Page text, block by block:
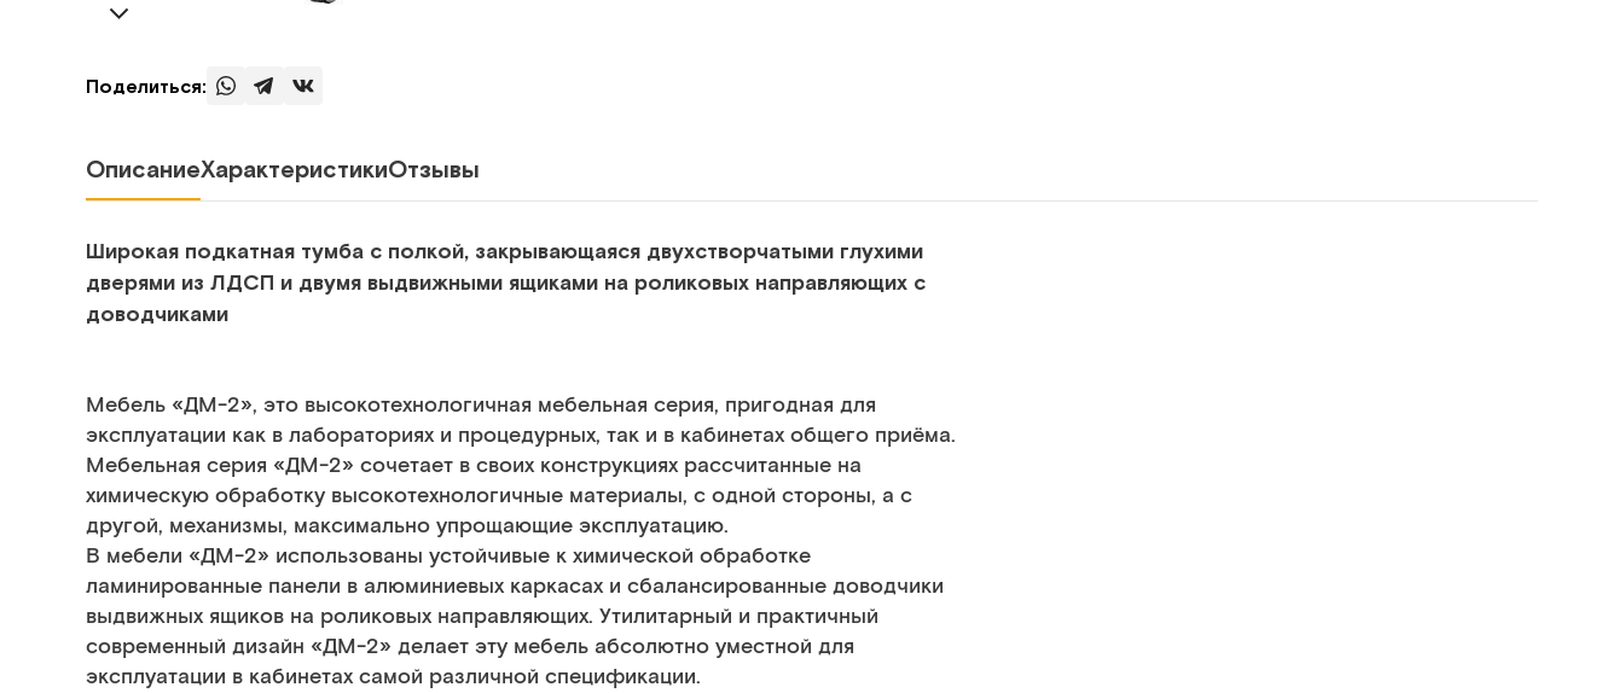
Поделиться:
ОписаниеХарактеристикиОтзывы
Широкая подкатная тумба с полкой, закрывающаяся двухстворчатыми глухими
дверями из ЛДСП и двумя выдвижными ящиками на роликовых направляющих с
доводчиками
Мебель «ДМ-2», это высокотехнологичная мебельная серия, пригодная для
эксплуатации как в лабораториях и процедурных, так и в кабинетах общего приёма.
Мебельная серия «ДМ-2» сочетает в своих конструкциях рассчитанные на
химическую обработку высокотехнологичные материалы, с одной стороны, а с
другой, механизмы, максимально упрощающие эксплуатацию.
В мебели «ДМ-2» использованы устойчивые к химической обработке
ламинированные панели в алюминиевых каркасах и сбалансированные доводчики
выдвижных ящиков на роликовых направляющих. Утилитарный и практичный
современный дизайн «ДМ-2» делает эту мебель абсолютно уместной для
эксплуатации в кабинетах самой различной спецификации.